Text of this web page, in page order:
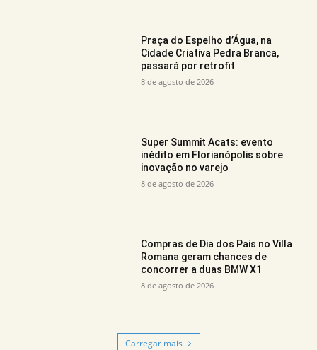
Praça do Espelho d’Água, na
Cidade Criativa Pedra Branca,
passará por retrofit
8 de agosto de 2026
Super Summit Acats: evento
inédito em Florianópolis sobre
inovação no varejo
8 de agosto de 2026
Compras de Dia dos Pais no Villa
Romana geram chances de
concorrer a duas BMW X1
8 de agosto de 2026
Carregar mais